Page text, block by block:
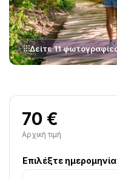
Δείτε 11
70 €
Αρχική τιμή
Επιλέξτε